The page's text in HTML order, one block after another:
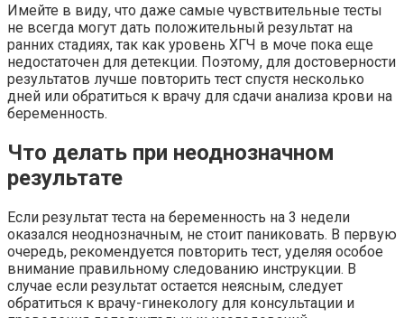
Имейте в виду, что даже самые чувствительные тесты
не всегда могут дать положительный результат на
ранних стадиях, так как уровень ХГЧ в моче пока еще
недостаточен для детекции. Поэтому, для достоверности
результатов лучше повторить тест спустя несколько
дней или обратиться к врачу для сдачи анализа крови на
беременность.
Что делать при неоднозначном
результате
Если результат теста на беременность на 3 недели
оказался неоднозначным, не стоит паниковать. В первую
очередь, рекомендуется повторить тест, уделяя особое
внимание правильному следованию инструкции. В
случае если результат остается неясным, следует
обратиться к врачу-гинекологу для консультации и